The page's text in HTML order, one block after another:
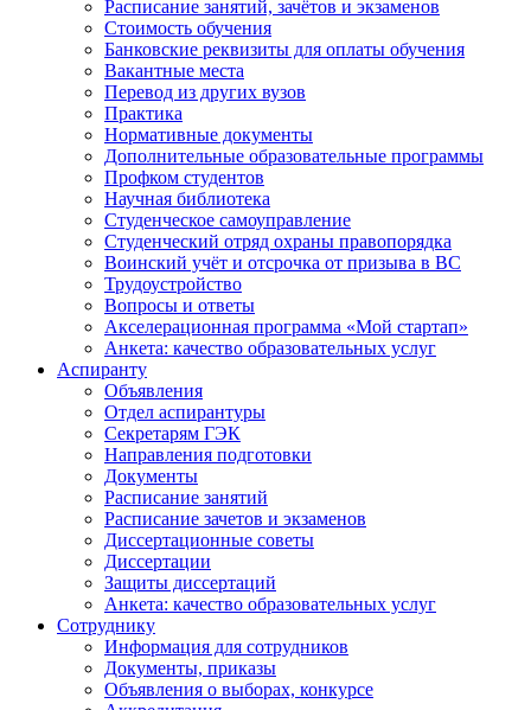
Расписание занятий, зачётов и экзаменов
Стоимость обучения
Банковские реквизиты для оплаты обучения
Вакантные места
Перевод из других вузов
Практика
Нормативные документы
Дополнительные образовательные программы
Профком студентов
Научная библиотека
Студенческое самоуправление
Студенческий отряд охраны правопорядка
Воинский учёт и отсрочка от призыва в ВС
Трудоустройство
Вопросы и ответы
Акселерационная программа «Мой стартап»
Анкета: качество образовательных услуг
Аспиранту
Объявления
Отдел аспирантуры
Секретарям ГЭК
Направления подготовки
Документы
Расписание занятий
Расписание зачетов и экзаменов
Диссертационные советы
Диссертации
Защиты диссертаций
Анкета: качество образовательных услуг
Сотруднику
Информация для сотрудников
Документы, приказы
Объявления о выборах, конкурсе